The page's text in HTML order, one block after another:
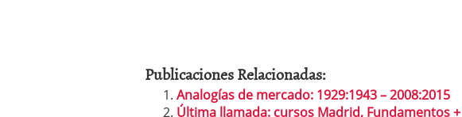
Publicaciones Relacionadas:
Analogías de mercado: 1929:1943 – 2008:2015
Última llamada: cursos Madrid, Fundamentos +